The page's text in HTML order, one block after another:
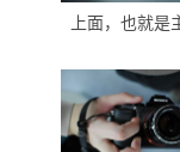
上面，也就是